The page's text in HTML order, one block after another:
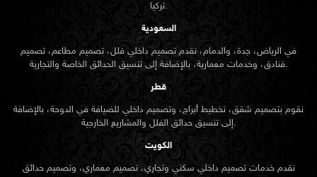
تركيا.
السعودية
في الرياض، جدة، والدمام، نقدم تصميم داخلي فلل، تصميم مطاعم، تصميم
فنادق، وخدمات معمارية، بالإضافة إلى تنسيق الحدائق الخاصة والتجارية.
قطر
نقوم بتصميم شقق، تخطيط أبراج، وتصميم داخلي للضيافة في الدوحة، بالإضافة
إلى تنسيق حدائق الفلل والمشاريع الخارجية.
الكويت
نقدم خدمات تصميم داخلي سكني وتجاري، تصميم معماري، وتصميم حدائق